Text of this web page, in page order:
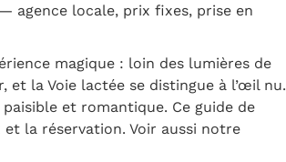
— agence locale, prix fixes, prise en
magique : loin des lumières de
la Voie lactée se distingue à l’œil nu.
et romantique. Ce guide de
et la réservation. Voir aussi notre